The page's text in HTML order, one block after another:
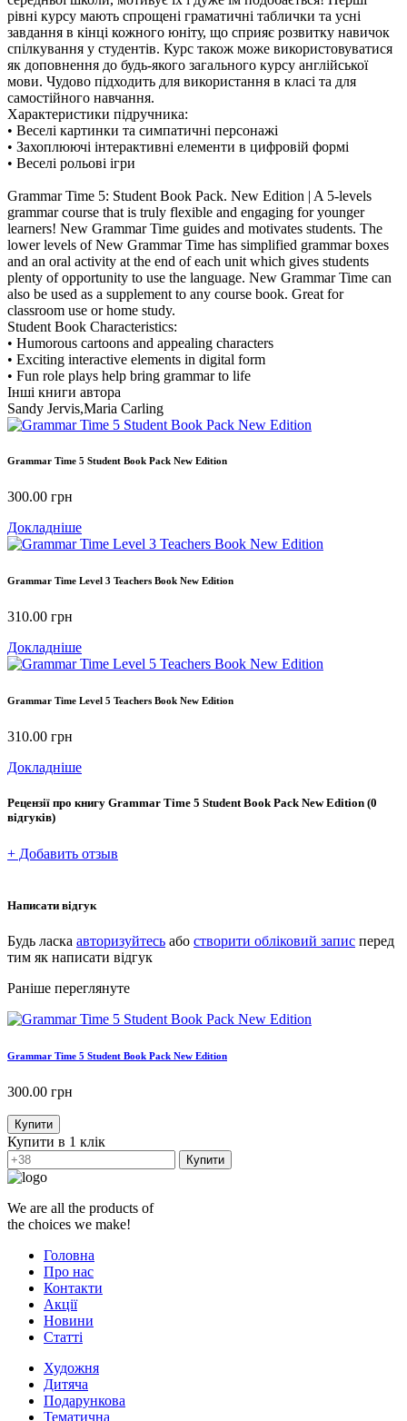
рівні курсу мають спрощені граматичні таблички та усні
завдання в кінці кожного юніту, що сприяє розвитку навичок
спілкування у студентів. Курс також може використовуватися
як доповнення до будь-якого загального курсу англійської
мови. Чудово підходить для використання в класі та для
самостійного навчання.
Характеристики підручника:
• Веселі картинки та симпатичні персонажі
• Захоплюючі інтерактивні елементи в цифровій формі
• Веселі рольові ігри
Grammar Time 5: Student Book Pack. New Edition | A 5-levels
grammar course that is truly flexible and engaging for younger
learners! New Grammar Time guides and motivates students. The
lower levels of New Grammar Time has simplified grammar boxes
and an oral activity at the end of each unit which gives students
plenty of opportunity to use the language. New Grammar Time can
also be used as a supplement to any course book. Great for
classroom use or home study.
Student Book Characteristics:
• Humorous cartoons and appealing characters
• Exciting interactive elements in digital form
• Fun role plays help bring grammar to life
Інші книги автора
Sandy Jervis,Maria Carling
Grammar Time 5 Student Book Pack New Edition
300.00 грн
Докладніше
Grammar Time Level 3 Teachers Book New Edition
310.00 грн
Докладніше
Grammar Time Level 5 Teachers Book New Edition
310.00 грн
Докладніше
Рецензії про книгу Grammar Time 5 Student Book Pack New Edition (0
відгуків)
+ Добавить отзыв
Написати відгук
Будь ласка авторизуйтесь або створити обліковий запис перед
тим як написати відгук
Раніше переглянуте
Grammar Time 5 Student Book Pack New Edition
300.00 грн
Купити
Купити в 1 клік
Купити
We are all the products of
the choices we make!
Головна
Про нас
Контакти
Акції
Новини
Статті
Художня
Дитяча
Подарункова
Тематична